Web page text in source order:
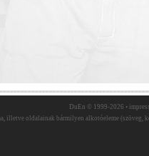
DuEn © 1999-2026 •
illetve oldalainak bármilyen alkotóeleme (szöveg,